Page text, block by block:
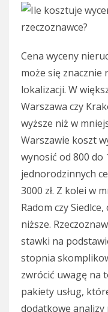
Cena wyceny
może się znacznie
lokalizacji. W
Warszawa czy
wyższe niż w
Warszawie koszt
wynosić od 800 do
jednorodzinnych
3000 zł. Z kolei w
Radom czy
niższe.
stawki na
stopnia
zwrócić uwagę na
pakiety usług,
dodatkowe analizy